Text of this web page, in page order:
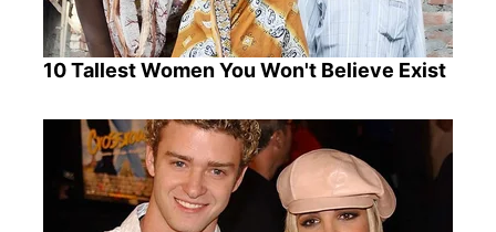
10 Tallest Women You Won't Believe Exist